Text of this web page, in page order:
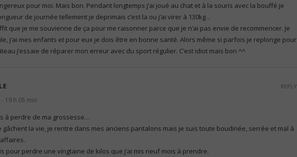
pour moi. Mais bon. Pendant longtemps j’ai joué au chat et à la souris avec la bouffé je
de journée tellement je deprimais c’est la ou j’ai virer à 130kg ..
que je me souvienne de ça pour me raisonner parce que je n’ai pas envie de recommencer. Je
j’ai mes enfants et pour eux je dois être en bonne santé. Alors même si parfois je replonge pour
j’essaie de réparer mon erreur avec du sport régulier. C’est idiot mais bon ^^
19 h 05 min
à perdre de ma grossesse…
gâchent la vie, je rentre dans mes anciens pantalons mais je suis toute boudinée, serrée et mal à
pour perdre une vingtaine de kilos que j’ai mis neuf mois à prendre.
REPLY